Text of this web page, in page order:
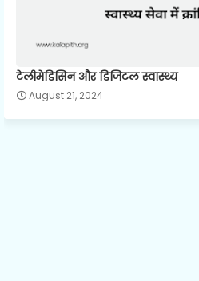
टेलीमेडिसिन और डिजिटल स्वास्थ्य
August 21, 2024